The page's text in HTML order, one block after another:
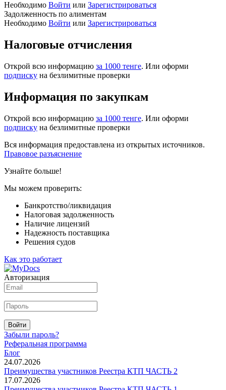
Необходимо Войти или Зарегистрироваться
Задолженность по алиментам
Необходимо Войти или Зарегистрироваться
Налоговые отчисления
Открой всю информацию за 1000 тенге. Или оформи
подписку на безлимитные проверки
Информация по закупкам
Открой всю информацию за 1000 тенге. Или оформи
подписку на безлимитные проверки
Вся информация предоставлена из открытых источников.
Правовое разъяснение
Узнайте больше!
Мы можем проверить:
Банкротство/ликвидация
Налоговая задолженность
Наличие лицензий
Надежность поставщика
Решения судов
Как это работает
Авторизация
Войти
Забыли пароль?
Реферальная программа
Блог
24.07.2026
Преимущества участников Реестра КТП ЧАСТЬ 2
17.07.2026